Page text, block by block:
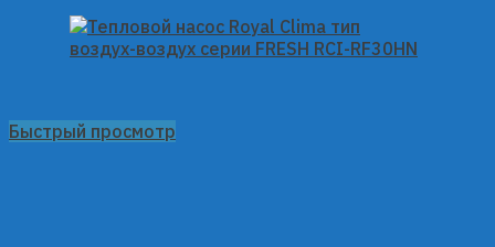
Быстрый просмотр